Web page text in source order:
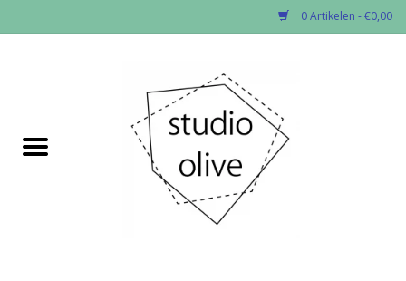
0 Artikelen - €0,00
✂︎Nieuw